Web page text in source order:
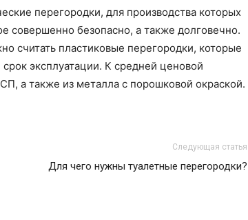
перегородки, для производства которых
совершенно безопасно, а также долговечно.
пластиковые перегородки, которые
эксплуатации. К средней ценовой
а также из металла с порошковой окраской.
Следующая статья
Для чего нужны туалетные перегородки?